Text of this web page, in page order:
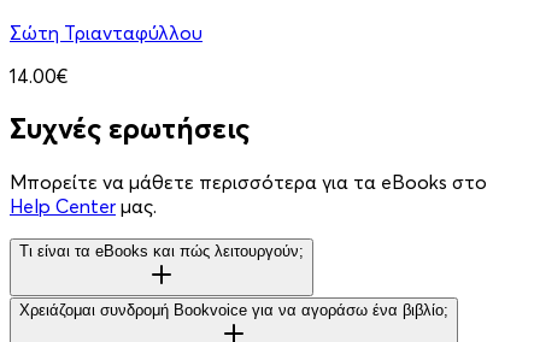
Σώτη Τριανταφύλλου
14.00€
Συχνές ερωτήσεις
Μπορείτε να μάθετε περισσότερα για τα eBooks στο
Help Center μας.
Τι είναι τα eBooks και πώς λειτουργούν;
Χρειάζομαι συνδρομή Bookvoice για να αγοράσω ένα βιβλίο;